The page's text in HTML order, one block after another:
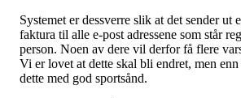
Systemet er dessverre slik at det sender ut
faktura til alle e-post adressene som står
person. Noen av dere vil derfor få flere
Vi er lovet at dette skal bli endret, men
dette med god sportsånd.